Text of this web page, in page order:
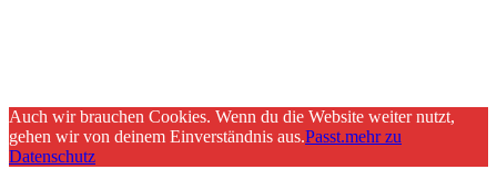
Auch wir brauchen Cookies. Wenn du die Website weiter nutzt,
gehen wir von deinem Einverständnis aus.Passt.mehr zu
Datenschutz